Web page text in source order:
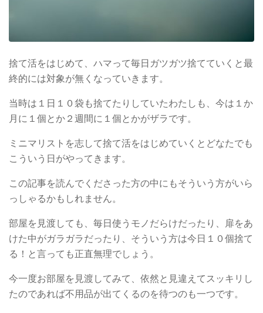
捨て活をはじめて、ハマって毎日ガツガツ捨てていくと最
終的には対象が無くなっていきます。
当時は１日１０袋も捨てたりしていたわたしも、今は１か
月に１個とか２週間に１個とかがザラです。
ミニマリストを志して捨て活をはじめていくとどなたでも
こういう日がやってきます。
この記事を読んでくださった方の中にもそういう方がいら
っしゃるかもしれません。
部屋を見渡しても、毎日使うモノだらけだったり、扉をあ
けた中がガラガラだったり、そういう方は今日１０個捨て
る！と言っても正直無理でしょう。
今一度お部屋を見渡してみて、依然と見違えてスッキリし
たのであれば不用品が出てくるのを待つのも一つです。